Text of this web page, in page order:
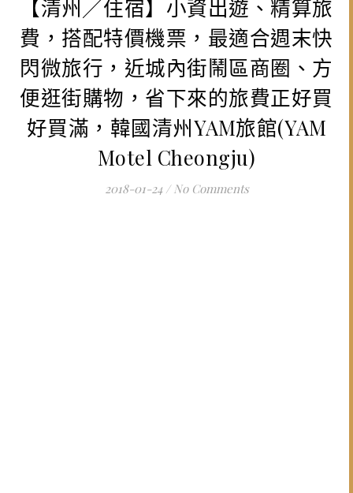
【清州╱住宿】小資出遊、精算旅
費，搭配特價機票，最適合週末快
閃微旅行，近城內街鬧區商圈、方
便逛街購物，省下來的旅費正好買
好買滿，韓國清州YAM旅館(YAM
Motel Cheongju)
2018-01-24 / No Comments